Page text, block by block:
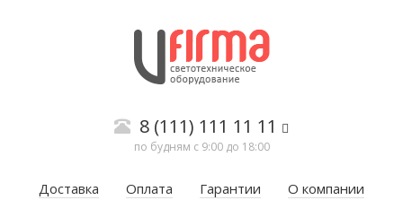
8 (111) 111 11 11
по будням с 9:00 до 18:00
Доставка Оплата Гарантии
О компании